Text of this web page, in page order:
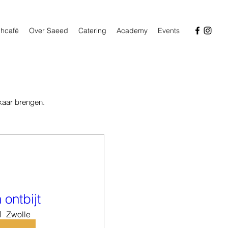
Over Saeed Catering Academy Events
brengen.
ontbijt
Zwolle